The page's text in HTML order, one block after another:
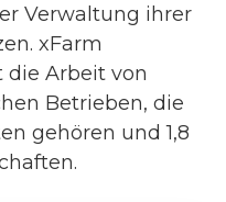
Verwaltung ihrer
xFarm
die Arbeit von
Betrieben, die
gehören und 1,8